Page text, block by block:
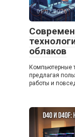
01.07.2026
облаков
Компьютерные
предлагая
работы и